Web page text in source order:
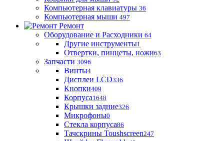
Компьютерная клавиатуры 36
Компьютерная мыши 497
Ремонт
Оборудование и Расходники 64
Другие инструменты1
Отвертки, пинцеты, ножи63
Запчасти 3096
Винты4
Дисплеи LCD336
Кнопки409
Корпуса1648
Крышки задние326
Микрофоны0
Стекла корпуса86
Тачскрины Toushscreen247